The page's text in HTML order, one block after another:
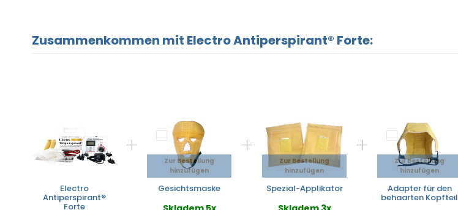
Zusammenkommen mit Electro Antiperspirant® Forte:
Electro
Antiperspirant®
Forte
Zur Bestellung
hinzufügen
Gesichtsmaske
Zur Bestellung
hinzufügen
Spezial-Applikator
Zur Bestellung
hinzufügen
Adapter für den
behaarten Kopfteil